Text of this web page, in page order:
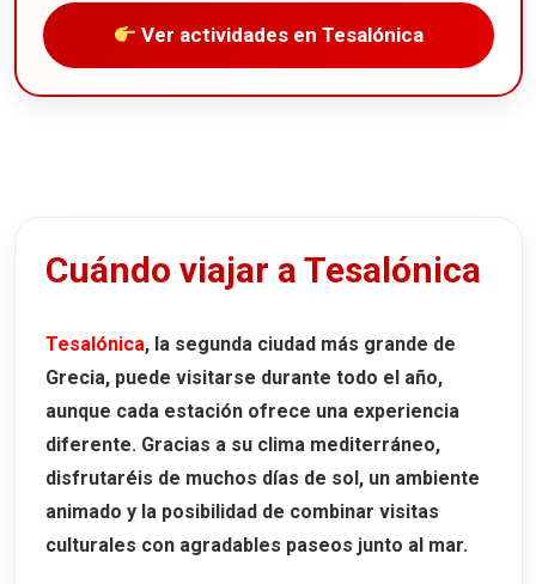
Ver actividades en Tesalónica
Cuándo viajar a Tesalónica
Tesalónica, la segunda ciudad más grande de
Grecia, puede visitarse durante todo el año,
aunque cada estación ofrece una experiencia
diferente. Gracias a su clima mediterráneo,
disfrutaréis de muchos días de sol, un ambiente
animado y la posibilidad de combinar visitas
culturales con agradables paseos junto al mar.